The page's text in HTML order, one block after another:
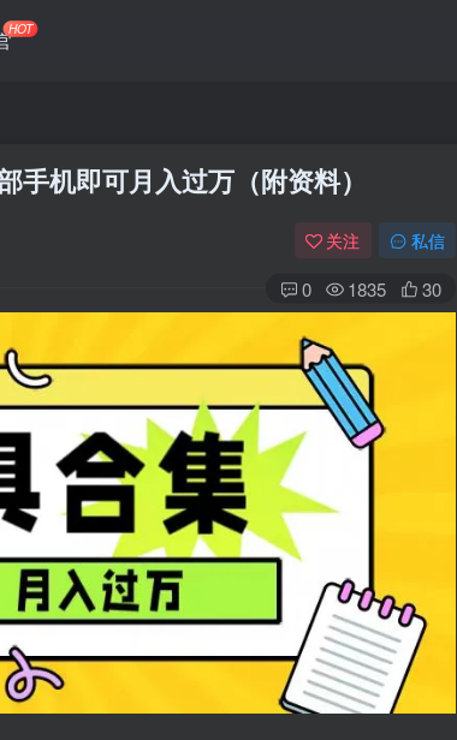
HOT
机即可月入过万（附资料）
关注 私信
0 1835 30